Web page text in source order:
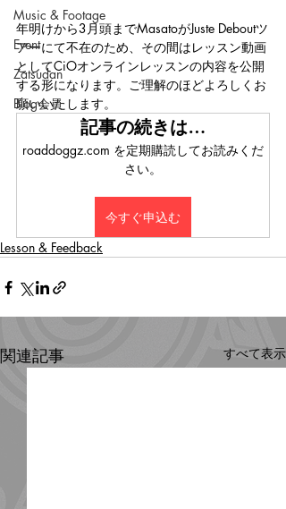
Music & Footage
Event
Zatsudan
Blog会員
年明けから3月頭までMasatoがJuste Deboutツ
アーにて不在のため、その間はレッスン動画
としてCiOオンラインレッスンの内容を公開
する形になります。ご理解のほどよろしくお
願いいたします。
記事の続きは…
roaddoggz.com を定期購読してお読みくだ
さい。
今すぐ申込む
Lesson & Feedback
関連記事 すべて表示